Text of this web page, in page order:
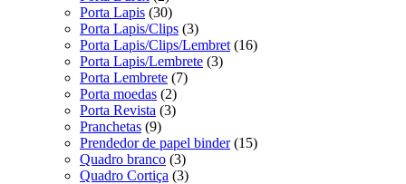
Porta Lapis (30)
Porta Lapis/Clips (3)
Porta Lapis/Clips/Lembret (16)
Porta Lapis/Lembrete (3)
Porta Lembrete (7)
Porta moedas (2)
Porta Revista (3)
Pranchetas (9)
Prendedor de papel binder (15)
Quadro branco (3)
Quadro Cortiça (3)